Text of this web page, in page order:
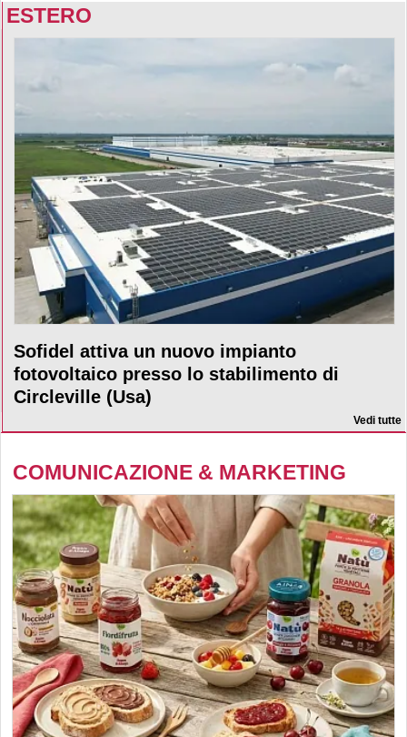
ESTERO
Sofidel attiva un nuovo impianto
fotovoltaico presso lo stabilimento di
Circleville (Usa)
Vedi tutte
COMUNICAZIONE & MARKETING